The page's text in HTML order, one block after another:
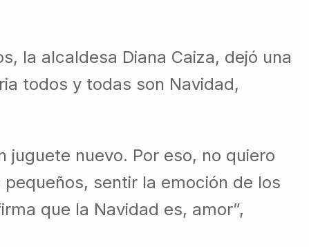
la alcaldesa Diana Caiza, dejó una
todos y todas son Navidad,
juguete nuevo. Por eso, no quiero
sentir la emoción de los
que la Navidad es, amor”,